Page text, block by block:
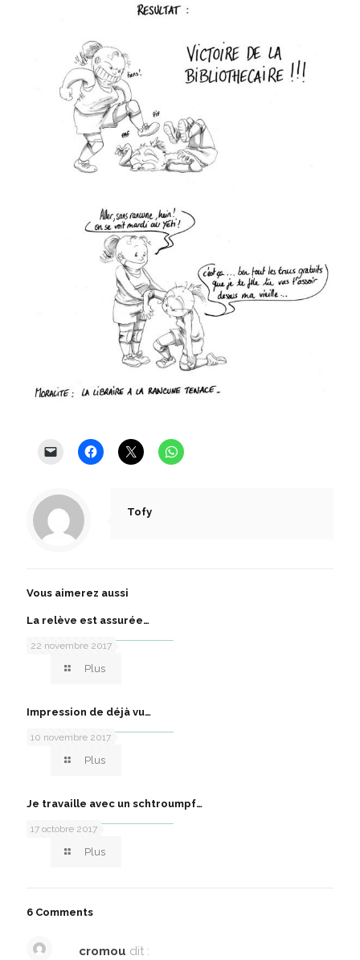
Tofy
Vous aimerez aussi
22 novembre 2017
La relève est assurée…
Plus
10 novembre 2017
Impression de déjà vu…
Plus
17 octobre 2017
Je travaille avec un schtroumpf…
Plus
6 Comments
cromou dit :